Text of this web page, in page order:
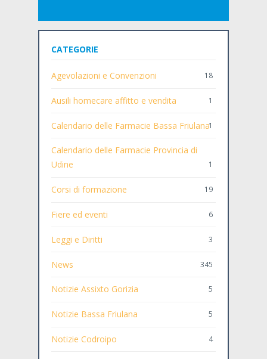
CATEGORIE
Agevolazioni e Convenzioni 18
Ausili homecare affitto e vendita 1
Calendario delle Farmacie Bassa Friulana1
Calendario delle Farmacie Provincia di
Udine
1
Corsi di formazione 19
Fiere ed eventi 6
Leggi e Diritti 3
News 345
Notizie Assixto Gorizia 5
Notizie Bassa Friulana 5
Notizie Codroipo 4